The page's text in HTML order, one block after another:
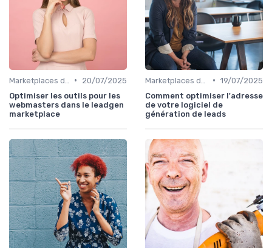
•
20/07/2025
Optimiser les outils pour les
webmasters dans le leadgen
marketplace
• 19/07/2025
Comment optimiser l'adresse
de votre logiciel de
génération de leads